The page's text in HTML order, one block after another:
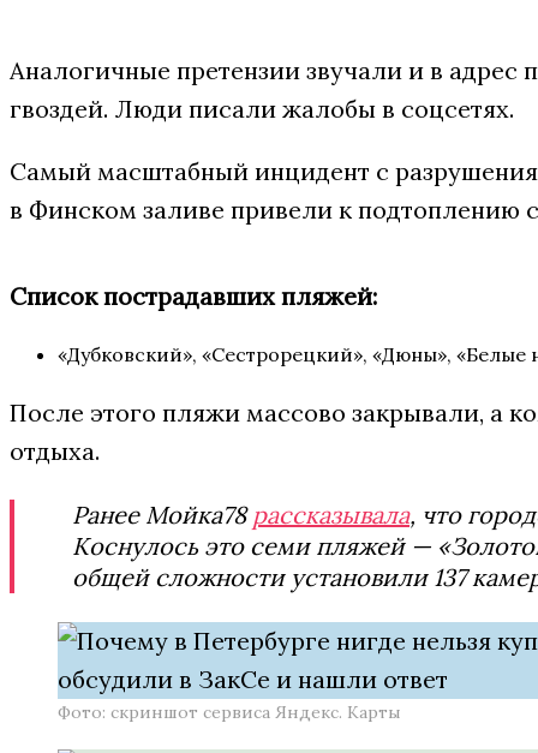
Аналогичные претензии звучали и в
гвоздей. Люди писали жалобы в соцсетях.
Самый масштабный инцидент с
в Финском заливе привели к подтоплению
Список пострадавших пляжей:
«Дубковский», «Сестрорецкий», «Дюны»,
После этого пляжи массово закрывали, а
отдыха.
Ранее Мойка78 рассказывала, что
Коснулось это семи пляжей —
общей сложности установили 137
Фото: скриншот сервиса Яндекс. Карты